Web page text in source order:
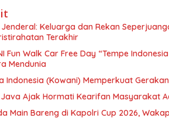
Keluarga dan Rekan
Terakhir
Fun Walk Car Free Day “Tempe
Mendunia
Indonesia (Kowani) Memperkuat
Ajak Hormati Kearifan Masyarakat
Main Bareng di Kapolri Cup 2026,